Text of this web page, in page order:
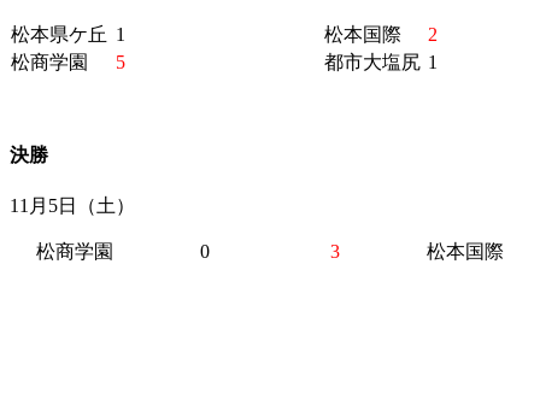
松本県ケ丘 1 松本国際
2
松商学園
5 都市大塩尻 1
決勝
11月5日（土）
松商学園 0 3 松本国際